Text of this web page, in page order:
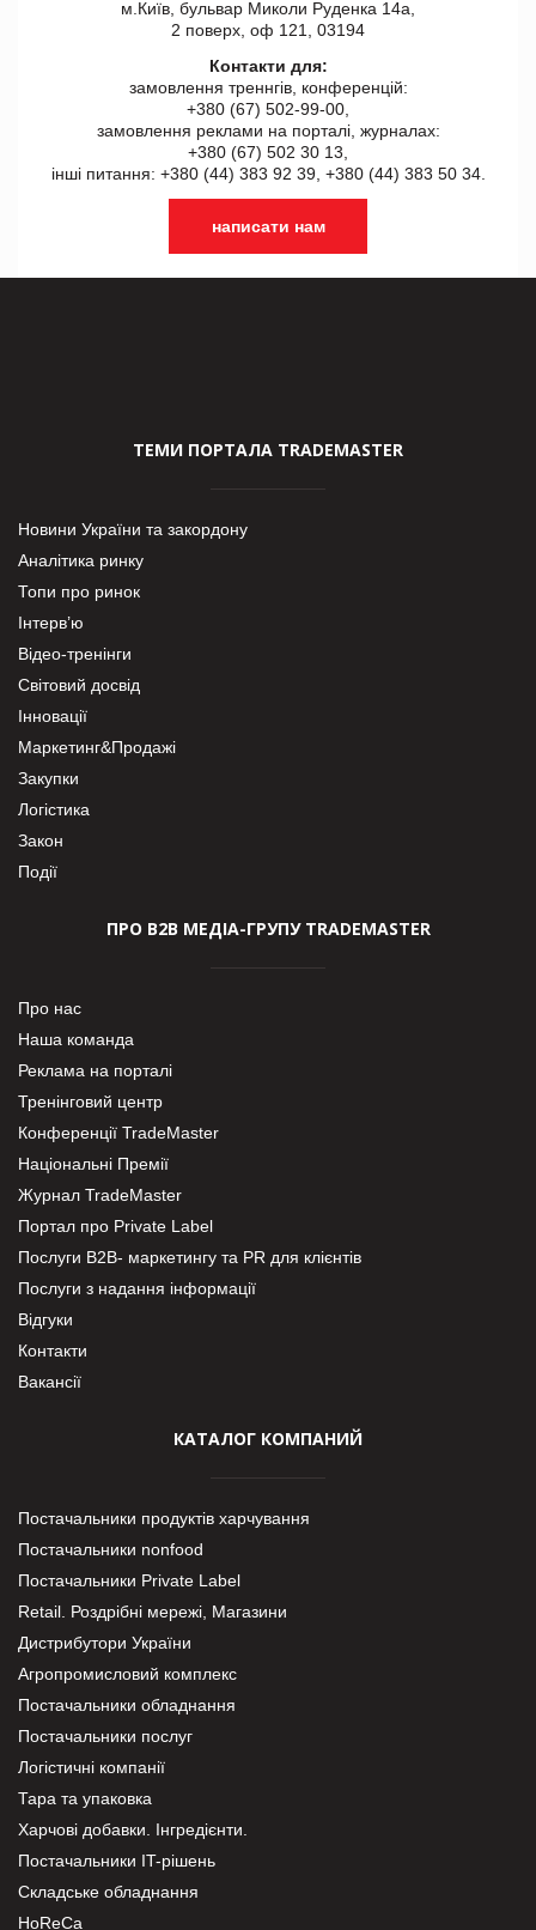
м.Київ, бульвар Миколи Руденка 14а,
2 поверх, оф 121, 03194
Контакти для:
замовлення треннгів, конференцій:
+380 (67) 502-99-00,
замовлення реклами на порталі, журналах:
+380 (67) 502 30 13,
інші питання: +380 (44) 383 92 39, +380 (44) 383 50 34.
написати нам
ТЕМИ ПОРТАЛА TRADEMASTER
Новини України та закордону
Аналітика ринку
Топи про ринок
Інтерв’ю
Відео-тренінги
Світовий досвід
Інновації
Маркетинг&Продажі
Закупки
Логістика
Закон
Події
ПРО В2В МЕДІА-ГРУПУ TRADEMASTER
Про нас
Наша команда
Реклама на порталі
Тренінговий центр
Конференції TradeMaster
Національні Премії
Журнал TradeMaster
Портал про Private Label
Послуги В2В- маркетингу та PR для клієнтів
Послуги з надання інформації
Відгуки
Контакти
Вакансії
КАТАЛОГ КОМПАНИЙ
Постачальники продуктів харчування
Постачальники nonfood
Постачальники Private Label
Retail. Роздрібні мережі, Магазини
Дистрибутори України
Агропромисловий комплекс
Постачальники обладнання
Постачальники послуг
Логістичні компанії
Тара та упаковка
Харчові добавки. Інгредієнти.
Постачальники IT-рішень
Складське обладнання
HoReCa